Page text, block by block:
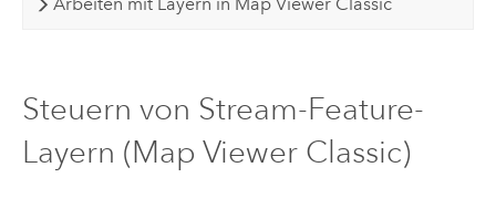
Steuern von Stream-Feature-
Layern (Map Viewer Classic)